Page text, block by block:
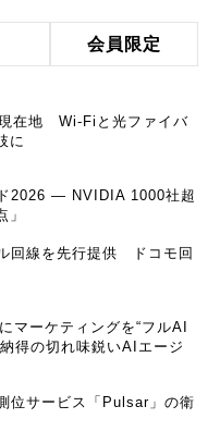
会員限定
在地 Wi-Fiと光ファイバ
に
2026 ― NVIDIA 1000社超
回線を先行提供 ドコモ回
マーケティングを“フルAI
得の切れ味鋭いAIエージ
位サービス「Pulsar」の衛